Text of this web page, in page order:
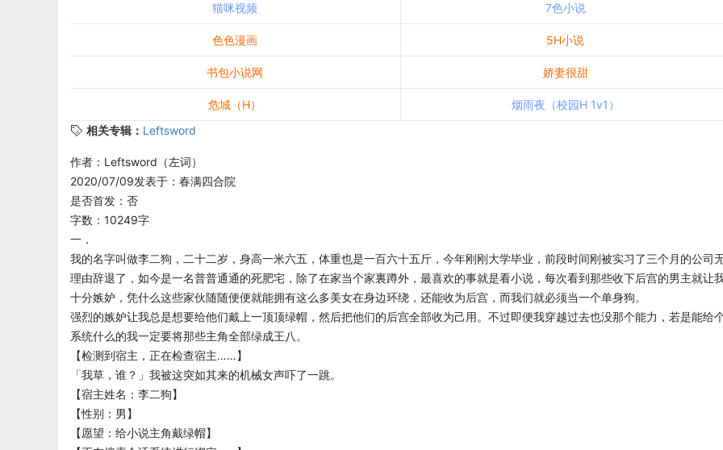
猫咪视频 7色小说
色色漫画 5H小说
书包小说网 娇妻很甜
危城（H）
烟雨夜（校园H 1v1）
相关专辑： Leftsword
作者：Leftsword（左词）
2020/07/09发表于：春满四合院
是否首发：否
字数：10249字
一．
我的名字叫做李二狗，二十二岁，身高一米六五，体重也是一百六十五斤，今年刚刚大学毕业，前段时间刚被实习了三个月的公司
理由辞退了，如今是一名普普通通的死肥宅，除了在家当个家裏蹲外，最喜欢的事就是看小说，每次看到那些收下后宫的男主就让
十分嫉妒，凭什么这些家伙随随便便就能拥有这么多美女在身边环绕，还能收为后宫，而我们就必须当一个单身狗。
强烈的嫉妒让我总是想要给他们戴上一顶顶绿帽，然后把他们的后宫全部收为己用。不过即便我穿越过去也没那个能力，若是能给
系统什么的我一定要将那些主角全部绿成王八。
【检测到宿主，正在检查宿主……】
「我草，谁？」我被这突如其来的机械女声吓了一跳。
【宿主姓名：李二狗】
【性别：男】
【愿望：给小说主角戴绿帽】